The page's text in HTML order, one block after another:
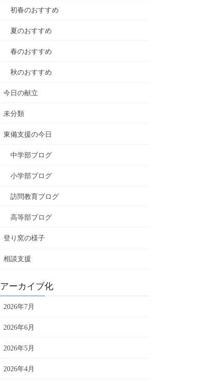
初春のおすすめ
夏のおすすめ
春のおすすめ
秋のおすすめ
今日の献立
未分類
東備支援の今日
中学部ブログ
小学部ブログ
訪問教育ブログ
高等部ブログ
登り窯の様子
相談支援
アーカイブ化
2026年7月
2026年6月
2026年5月
2026年4月